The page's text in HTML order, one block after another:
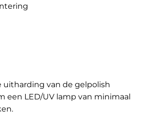
uitharding van de gelpolish
een LED/UV lamp van minimaal